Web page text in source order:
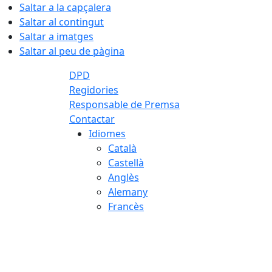
Saltar a la capçalera
Saltar al contingut
Saltar a imatges
Saltar al peu de pàgina
DPD
Regidories
Responsable de Premsa
Contactar
Idiomes
Català
Castellà
Anglès
Alemany
Francès